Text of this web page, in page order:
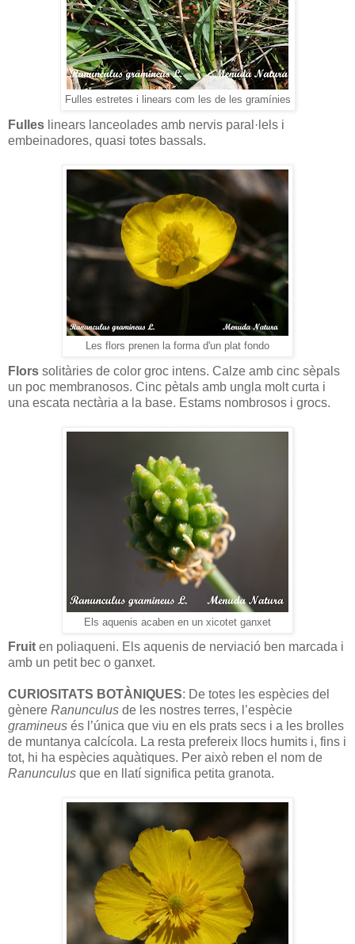
Fulles estretes i linears com les de les gramínies
Fulles linears lanceolades amb nervis paral·lels i
embeinadores, quasi totes bassals.
Les flors prenen la forma d'un plat fondo
Flors solitàries de color groc intens. Calze amb cinc sèpals
un poc membranosos. Cinc pètals amb ungla molt curta i
una escata nectària a la base. Estams nombrosos i grocs.
Els aquenis acaben en un xicotet ganxet
Fruit en poliaqueni. Els aquenis de nerviació ben marcada i
amb un petit bec o ganxet.
CURIOSITATS BOTÀNIQUES: De totes les espècies del
gènere Ranunculus de les nostres terres, l’espècie
gramineus és l’única que viu en els prats secs i a les brolles
de muntanya calcícola. La resta prefereix llocs humits i, fins i
tot, hi ha espècies aquàtiques. Per això reben el nom de
Ranunculus que en llatí significa petita granota.